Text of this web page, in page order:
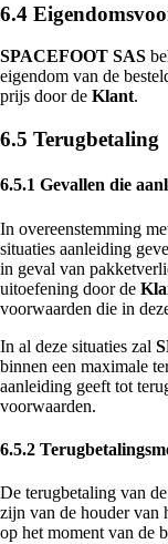
6.4
SPACEFOOT SAS
eigendom van de
prijs door de Klant.
6.5 Terugbetaling
6.5.1 Gevallen die
In overeenstemming
situaties aanleiding
in geval van
uitoefening door de
voorwaarden die in
In al deze situaties zal
binnen een maximale
aanleiding geeft tot
voorwaarden.
6.5.2
De terugbetaling van
zijn van de houder van
op het moment van de